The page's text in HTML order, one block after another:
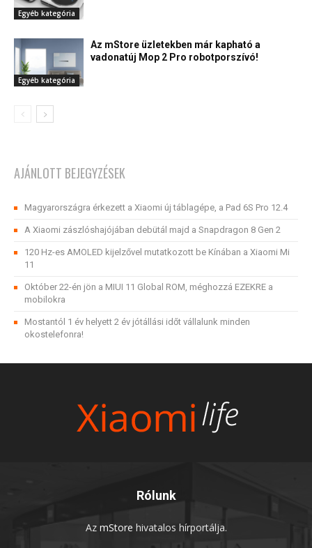
Egyéb kategória
Egyéb kategória
Az mStore üzletekben már kapható a
vadonatúj Mop 2 Pro robotporszívó!
AJÁNLOTT BEJEGYZÉSEK
Magyarországra érkezett a Xiaomi új táblagépe, a Pad 6S Pro 12.4
A Xiaomi zászlóshajójában debütál majd a Snapdragon 8 Gen 2
120 Hz-es AMOLED kijelzővel mutatkozott be Kínában a Xiaomi Mi
11
Október 22-én jön a MIUI 11 Global ROM, méghozzá EZEKRE a
mobilokra
Mostantól 1 év helyett 2 év jótállási időt vállalunk minden
okostelefonra!
Rólunk
Az mStore hivatalos hírportálja.